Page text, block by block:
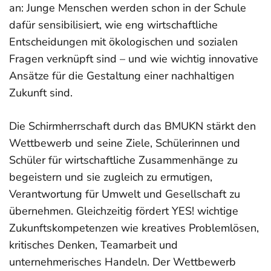
an: Junge Menschen werden schon in der Schule
dafür sensibilisiert, wie eng wirtschaftliche
Entscheidungen mit ökologischen und sozialen
Fragen verknüpft sind – und wie wichtig innovative
Ansätze für die Gestaltung einer nachhaltigen
Zukunft sind.
Die Schirmherrschaft durch das BMUKN stärkt den
Wettbewerb und seine Ziele, Schülerinnen und
Schüler für wirtschaftliche Zusammenhänge zu
begeistern und sie zugleich zu ermutigen,
Verantwortung für Umwelt und Gesellschaft zu
übernehmen. Gleichzeitig fördert YES! wichtige
Zukunftskompetenzen wie kreatives Problemlösen,
kritisches Denken, Teamarbeit und
unternehmerisches Handeln. Der Wettbewerb